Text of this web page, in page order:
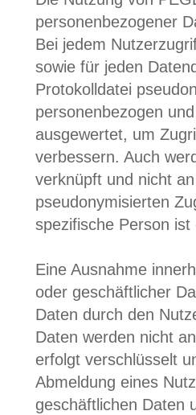
personenbezogener
Bei jedem
sowie für jeden
Protokolldatei
personenbezogen
ausgewertet, um
verbessern. Auch
verknüpft und nicht
pseudonymisierten
spezifische Person
Eine Ausnahme
oder geschäftlicher
Daten durch den
Daten werden nicht
erfolgt verschlüsselt
Abmeldung eines
geschäftlichen Daten